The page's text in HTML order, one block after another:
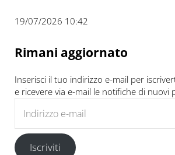
19/07/2026 10:42
Rimani aggiornato
Inserisci il tuo indirizzo e-mail per
e ricevere via e-mail le notifiche di nuovi
Iscriviti